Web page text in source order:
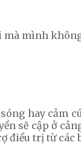
mà mình
hay cảm
sẽ cập ở
điều trị từ các